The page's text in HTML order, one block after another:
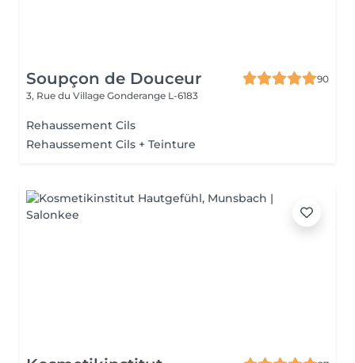
Soupçon de Douceur
90
3, Rue du Village Gonderange L-6183
Rehaussement Cils
Rehaussement Cils + Teinture